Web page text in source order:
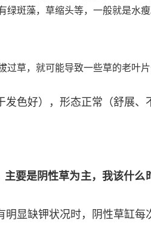
斑藻，草缩头等，一般就是水瘦
过草，就可能导致一些草的老叶
发色好），形态正常（舒展、
要是阴性草为主，我该什么
明显缺钾状况时，阴性草缸每